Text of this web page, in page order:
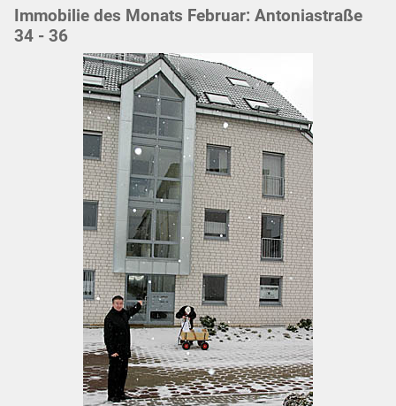
Immobilie des Monats Februar: Antoniastraße
34 - 36